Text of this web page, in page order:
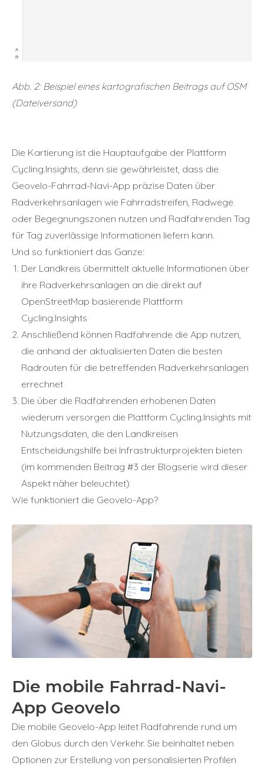
Abb. 2: Beispiel eines kartografischen Beitrags auf OSM
(Dateiversand)
Die Kartierung ist die Hauptaufgabe der Plattform
Cycling.Insights, denn sie gewährleistet, dass die
Geovelo-Fahrrad-Navi-App präzise Daten über
Radverkehrsanlagen wie Fahrradstreifen, Radwege
oder Begegnungszonen nutzen und Radfahrenden Tag
für Tag zuverlässige Informationen liefern kann.
Und so funktioniert das Ganze:
Der Landkreis übermittelt aktuelle Informationen über
ihre Radverkehrsanlagen an die direkt auf
OpenStreetMap basierende Plattform
Cycling.Insights
Anschließend können Radfahrende die App nutzen,
die anhand der aktualisierten Daten die besten
Radrouten für die betreffenden Radverkehrsanlagen
errechnet
Die über die Radfahrenden erhobenen Daten
wiederum versorgen die Plattform Cycling.Insights mit
Nutzungsdaten, die den Landkreisen
Entscheidungshilfe bei Infrastrukturprojekten bieten
(im kommenden Beitrag #3 der Blogserie wird dieser
Aspekt näher beleuchtet)
Wie funktioniert die Geovelo-App?
Die mobile Fahrrad-Navi-
App Geovelo
Die mobile Geovelo-App leitet Radfahrende rund um
den Globus durch den Verkehr. Sie beinhaltet neben
Optionen zur Erstellung von personalisierten Profilen